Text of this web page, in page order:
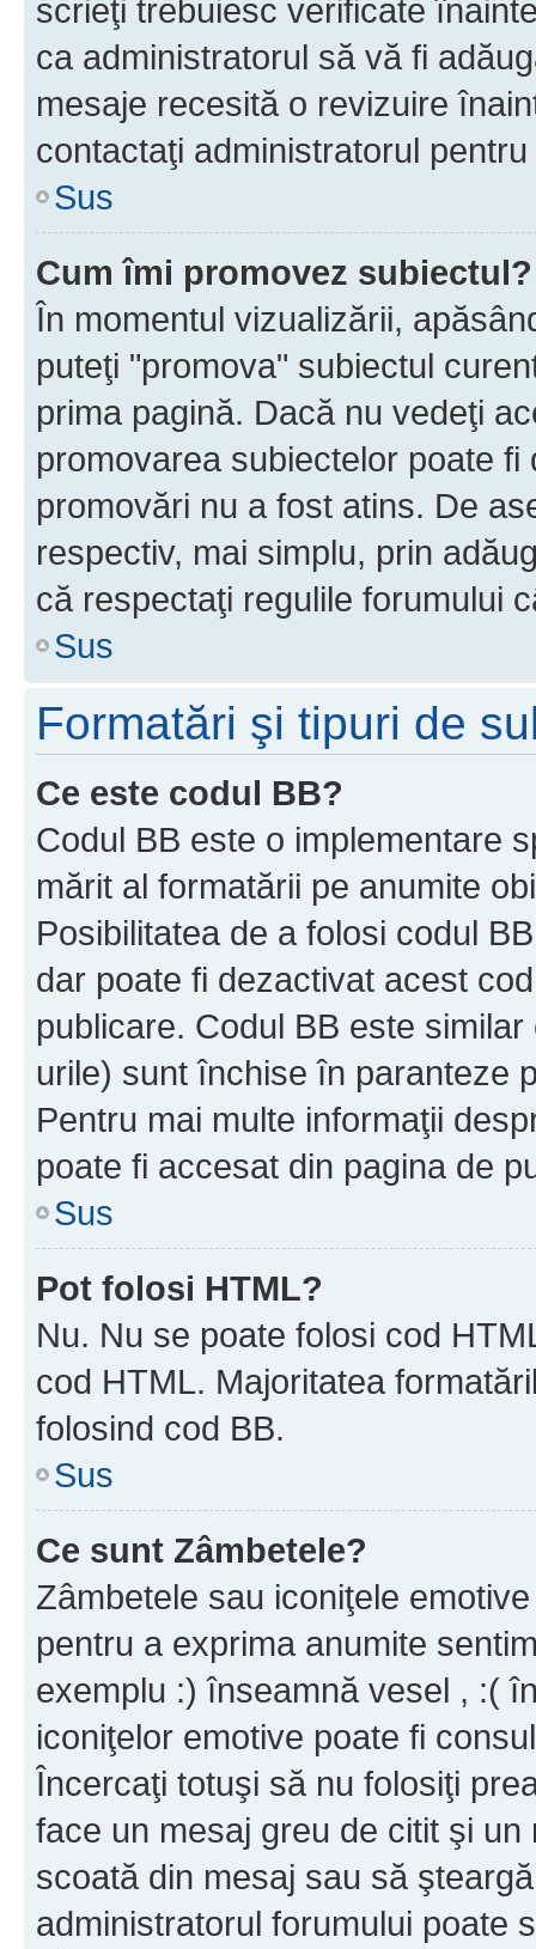
scrieţi trebuiesc verificate
ca administratorul să vă fi
mesaje recesită o revizuire
contactaţi administratorul
Sus
Cum îmi promovez subiectul?
În momentul vizualizării,
puteţi "promova" subiectul
prima pagină. Dacă nu vedeţi
promovarea subiectelor poate
promovări nu a fost atins. De
respectiv, mai simplu, prin
că respectaţi regulile forumului
Sus
Formatări şi tipuri de
Ce este codul BB?
Codul BB este o implementare
mărit al formatării pe anumite
Posibilitatea de a folosi codul
dar poate fi dezactivat acest
publicare. Codul BB este
urile) sunt închise în paranteze
Pentru mai multe informaţii
poate fi accesat din pagina de
Sus
Pot folosi HTML?
Nu. Nu se poate folosi cod
cod HTML. Majoritatea
folosind cod BB.
Sus
Ce sunt Zâmbetele?
Zâmbetele sau iconiţele
pentru a exprima anumite
exemplu :) înseamnă vesel , :(
iconiţelor emotive poate fi
Încercaţi totuşi să nu folosiţi
face un mesaj greu de citit şi
scoată din mesaj sau să
administratorul forumului poate